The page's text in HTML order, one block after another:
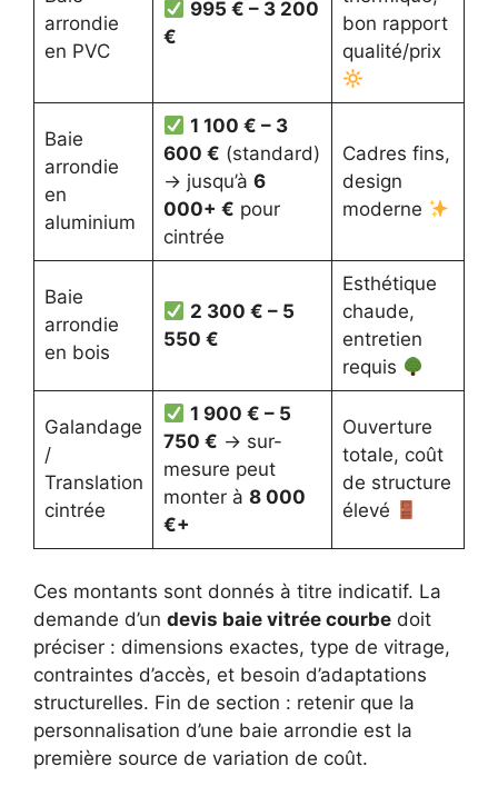
arrondie
en PVC
995 € – 3 200
€
bon rapport
qualité/prix
Baie
arrondie
en
aluminium
1 100 € – 3
600 € (standard)
→ jusqu’à 6
000+ € pour
cintrée
Cadres fins,
design
moderne
Baie
arrondie
en bois
2 300 € – 5
550 €
Esthétique
chaude,
entretien
requis
Galandage
/
Translation
cintrée
1 900 € – 5
750 € → sur-
mesure peut
monter à 8 000
€+
Ouverture
totale, coût
de structure
élevé
Ces montants sont donnés à titre indicatif. La
demande d’un devis baie vitrée courbe doit
préciser : dimensions exactes, type de vitrage,
contraintes d’accès, et besoin d’adaptations
structurelles. Fin de section : retenir que la
personnalisation d’une baie arrondie est la
première source de variation de coût.